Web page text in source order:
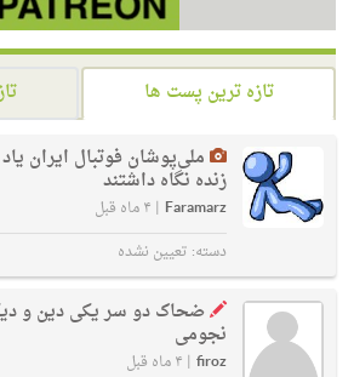
تازه ترین پست ها
ملی‌پوشان فوتبال ایران
زنده نگاه داشتند
Faramarz
| ۴ ماه قبل
دسته: تعیین نشده
ضحاک دو سر یکی دین و
نجومی
firoz
| ۴ ماه قبل